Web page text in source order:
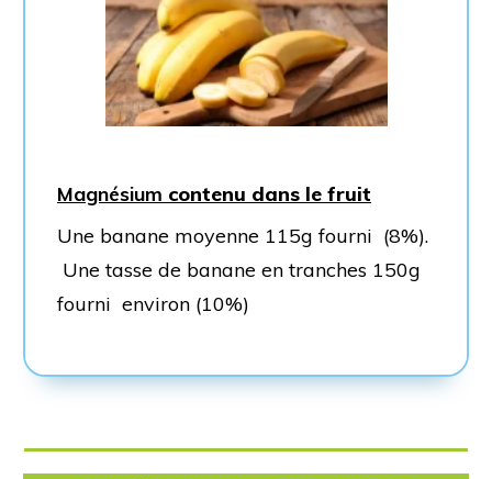
Magnésium contenu dans le fruit
Une banane moyenne 115g fourni (8%).
Une tasse de banane en tranches 150g
fourni environ (10%)